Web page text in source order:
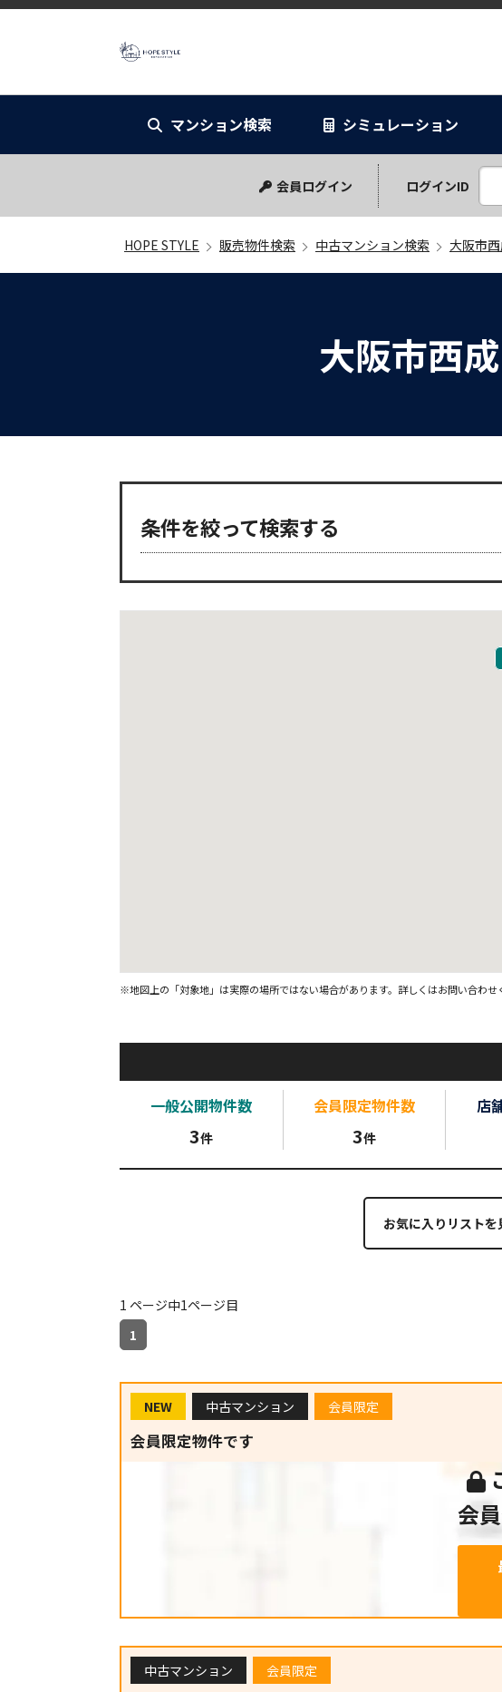
マンション検索 シミュレーション
シミュレーション
リノベーションプラン
会員ログイン ログインID
HOPE STYLE 販売物件検索 中古マンション検索 大阪市
大阪市西
条件を絞って検索する
※地図上の「対象地」は実際の場所ではない場合があります。詳しくはお問い合わせ
一般公開物件数
3件
会員限定物件数
3件
店
お気に入りリストを
1 ページ中1ページ目
1
NEW 中古マンション 会員限定
会員限定物件です
会
中古マンション 会員限定